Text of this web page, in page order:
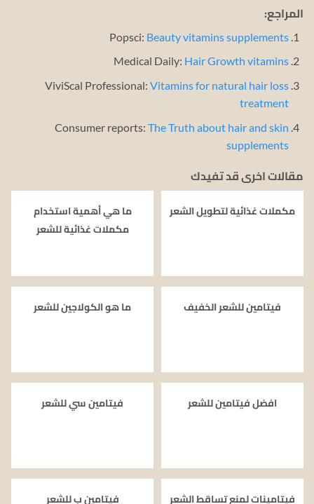
المراجع:
Popsci: Beauty vitamins supplements
Medical Daily: Hair Growth vitamins
ViviScal Professional:Vitamins for natural hair loss
treatment
Consumer reports:The Truth about hair and skin
supplements
مقالات اخرى قد تفيدك
مكملات غذائية لتطويل الشعر
ما هي أهمية استخدام
مكملات غذائية للشعر
فيتامين للشعر الخفيف ما هو الكولاجين للشعر
افضل فيتامين للشعر فيتامين سي للشعر
فيتامينات لمنع تساقط الشعر فيتامين ب للشعر